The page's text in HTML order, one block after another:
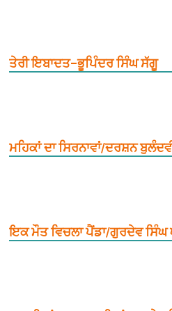
ਤੇਰੀ ਇਬਾਦਤ–ਭੂਪਿੰਦਰ ਸਿੰਘ ਸੱਗੂ
ਮਹਿਕਾਂ ਦਾ ਸਿਰਨਾਵਾਂ/ਦਰਸ਼ਨ
ਇਕ ਮੌਤ ਵਿਚਲਾ ਪੈਂਡਾ/ਗੁਰਦੇਵ